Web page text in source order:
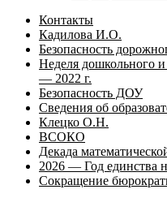
Контакты
Кадилова И.О.
Безопасность
Неделя дошкольного
— 2022 г.
Безопасность ДОУ
Сведения об
Клецко О.Н.
ВСОКО
Декада
2026 — Год единства
Сокращение